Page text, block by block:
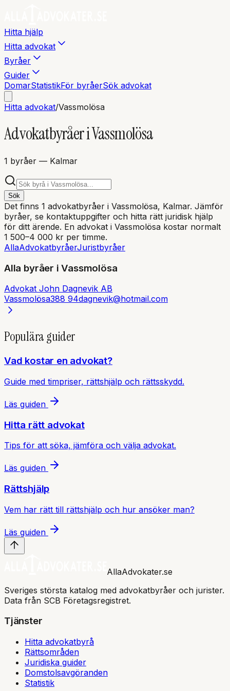
Hitta hjälp
Hitta advokat
Byråer
Guider
DomarStatistikFör byråerSök advokat
Hitta advokat/Vassmolösa
Advokatbyråer iVassmolösa
1 byråer — Kalmar
Sök
Det finns 1 advokatbyråer i Vassmolösa, Kalmar. Jämför
byråer, se kontaktuppgifter och hitta rätt juridisk hjälp
för ditt ärende. En advokat i Vassmolösa kostar normalt
1 500–4 000 kr per timme.
AllaAdvokatbyråerJuristbyråer
Alla byråer iVassmolösa
Advokat John Dagnevik AB
Vassmolösa388 94dagnevik@hotmail.com
Populära guider
Vad kostar en advokat?
Guide med timpriser, rättshjälp och rättsskydd.
Läs guiden
Hitta rätt advokat
Tips för att söka, jämföra och välja advokat.
Läs guiden
Rättshjälp
Vem har rätt till rättshjälp och hur ansöker man?
Läs guiden
AllaAdvokater.se
Sveriges största katalog med advokatbyråer och jurister.
Data från SCB Företagsregistret.
Tjänster
Hitta advokatbyrå
Rättsområden
Juridiska guider
Domstolsavgöranden
Statistik